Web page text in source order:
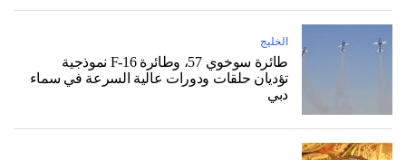
الخليج
طائرة سوخوي 57، وطائرة F-16 نموذجية
تؤديان حلقات ودورات عالية السرعة في سماء
دبي